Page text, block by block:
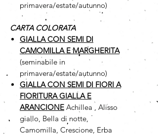
primavera/estate/autunno)
CARTA COLORATA
GIALLA CON SEMI DI
CAMOMILLA E MARGHERITA
(seminabile in
primavera/estate/autunno)
GIALLA CON SEMI DI FIORI A
FIORITURA GIALLA E
ARANCIONE Achillea , Alisso
giallo, Bella di notte,
Camomilla, Crescione, Erba